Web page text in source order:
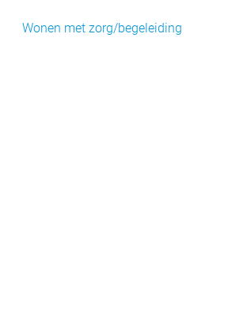
Wonen met zorg/begeleiding